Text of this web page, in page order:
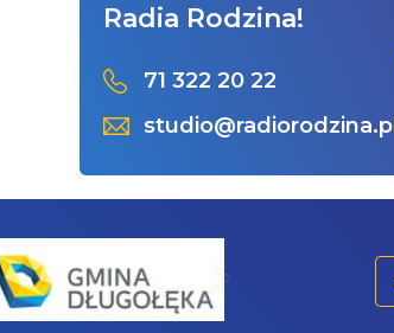
Radia Rodzina!
71 322 20 22
studio@radiorodzina.pl